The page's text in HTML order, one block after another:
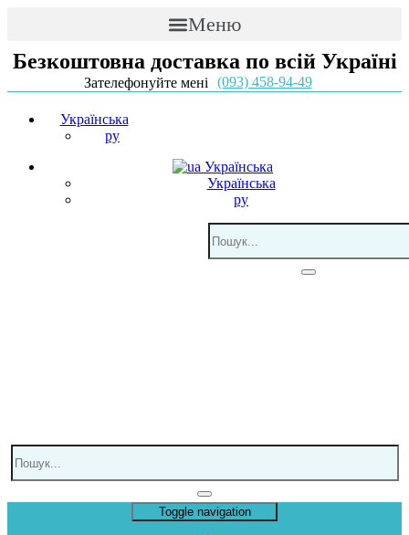
Меню
Безкоштовна доставка по всій Україні
Зателефонуйте мені (093) 458-94-49
Українська
ру
Українська
Українська
ру
Toggle navigation